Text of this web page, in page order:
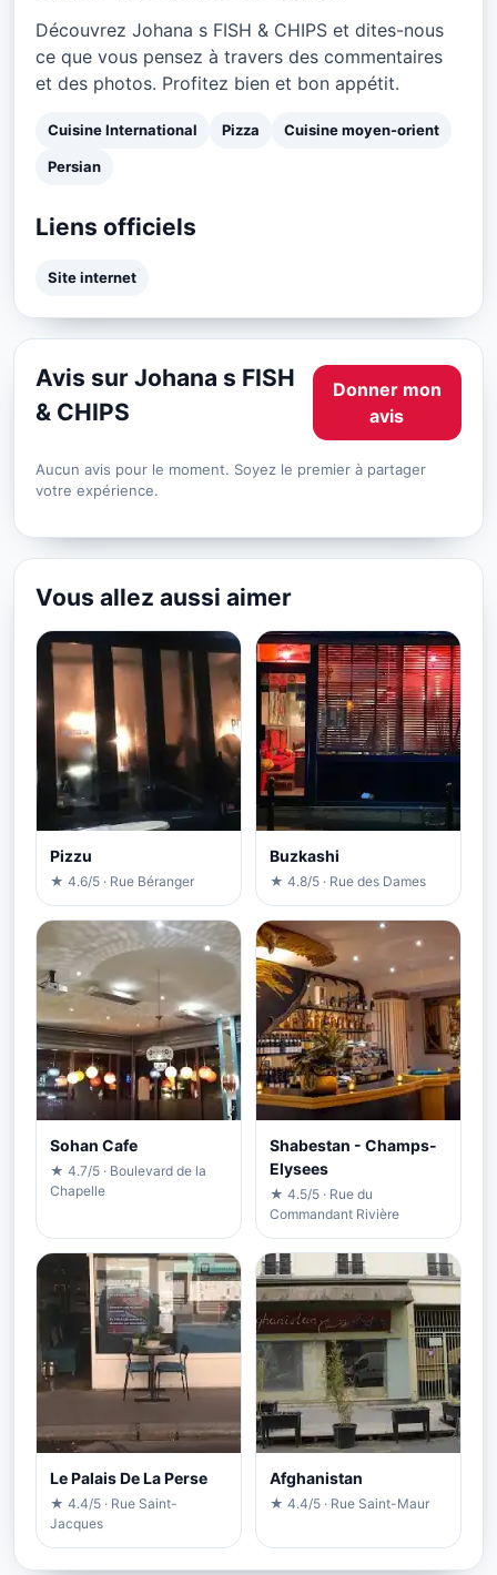
Découvrez Johana s FISH & CHIPS et dites-nous
ce que vous pensez à travers des commentaires
et des photos. Profitez bien et bon appétit.
Cuisine International Pizza Cuisine moyen-orient
Persian
Liens officiels
Site internet
Avis sur Johana s FISH
& CHIPS
Donner mon
avis
Aucun avis pour le moment. Soyez le premier à partager
votre expérience.
Vous allez aussi aimer
Pizzu
★ 4.6/5 · Rue Béranger
Buzkashi
★ 4.8/5 · Rue des Dames
Sohan Cafe
★ 4.7/5 · Boulevard de la
Chapelle
Shabestan - Champs-
Elysees
★ 4.5/5 · Rue du
Commandant Rivière
Le Palais De La Perse
★ 4.4/5 · Rue Saint-
Jacques
Afghanistan
★ 4.4/5 · Rue Saint-Maur